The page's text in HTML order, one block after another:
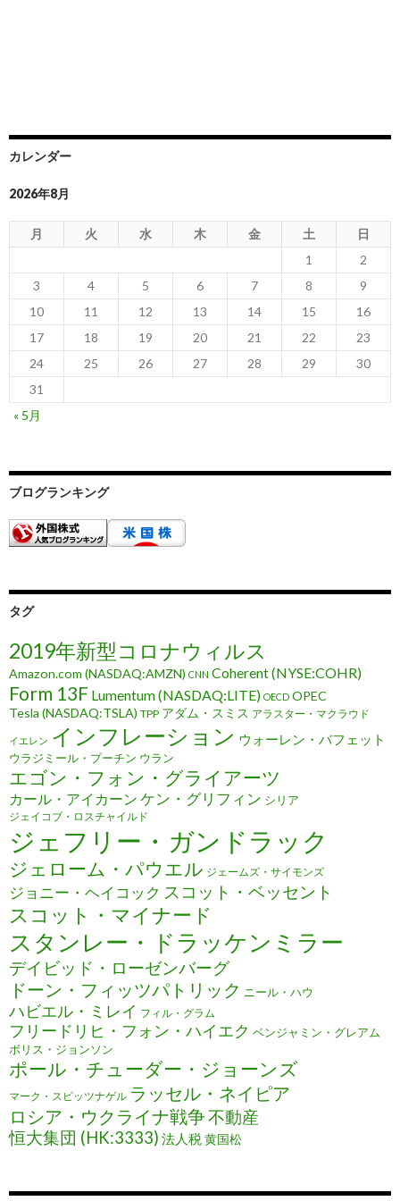
カレンダー
2026年8月
月 火 水 木 金 土
日
1
2
3
4 5 6 7 8
9
10
11 12 13 14 15
16
17
18 19 20 21 22
23
24
25 26 27 28 29
30
31
« 5月
ブログランキング
タグ
2019年新型コロナウィルス
Amazon.com (NASDAQ:AMZN) CNN Coherent (NYSE:COHR)
Form 13F Lumentum (NASDAQ:LITE) OECD OPEC
Tesla (NASDAQ:TSLA) TPP アダム・スミス アラスター・マクラウド
イエレン インフレーション ウォーレン・バフェット
ウラジミール・プーチン ウラン
エゴン・フォン・グライアーツ
カール・アイカーン ケン・グリフィン シリア
ジェイコブ・ロスチャイルド
ジェフリー・ガンドラック
ジェローム・パウエル ジェームズ・サイモンズ
ジョニー・ヘイコック スコット・ベッセント
スコット・マイナード
スタンレー・ドラッケンミラー
デイビッド・ローゼンバーグ
ドーン・フィッツパトリック ニール・ハウ
ハビエル・ミレイ フィル・グラム
フリードリヒ・フォン・ハイエク ベンジャミン・グレアム
ボリス・ジョンソン
ポール・チューダー・ジョーンズ
マーク・スピッツナゲル ラッセル・ネイピア
ロシア・ウクライナ戦争不動産
恒大集団 (HK:3333) 法人税黄国松